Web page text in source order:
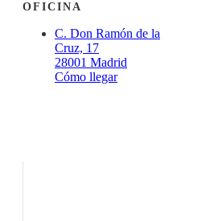
OFICINA
C. Don Ramón de la
Cruz, 17
28001 Madrid
Cómo llegar